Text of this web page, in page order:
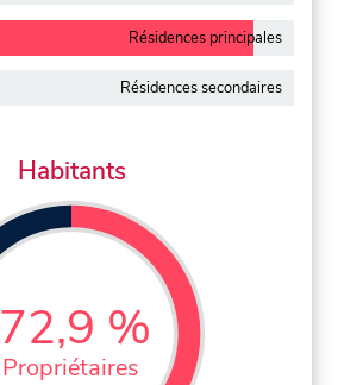
Résidences principales
Résidences secondaires
Habitants
72,9 %
Propriétaires